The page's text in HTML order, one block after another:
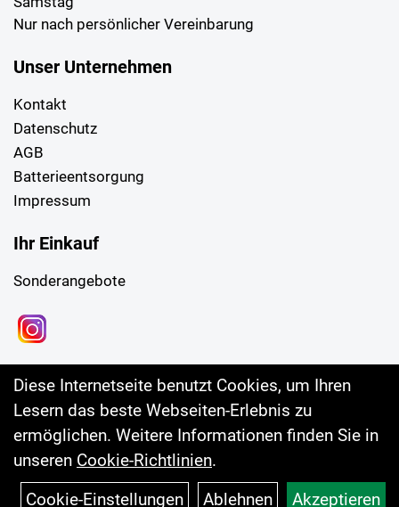
Nur nach persönlicher Vereinbarung
Unser Unternehmen
Kontakt
Datenschutz
AGB
Batterieentsorgung
Impressum
Ihr Einkauf
Sonderangebote
Diese Internetseite benutzt Cookies, um Ihren
Lesern das beste Webseiten-Erlebnis zu
ermöglichen. Weitere Informationen finden Sie in
unseren Cookie-Richtlinien.
Cookie-Einstellungen
Ablehnen Akzeptieren